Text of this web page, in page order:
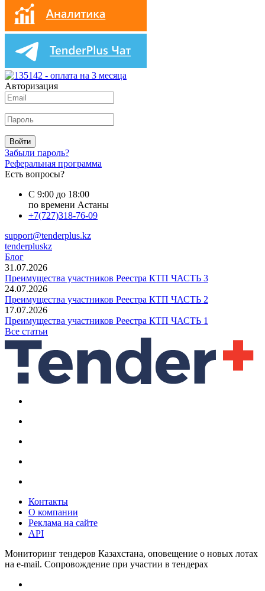
Авторизация
Войти
Забыли пароль?
Реферальная программа
Есть вопросы?
С 9:00 до 18:00
по времени Астаны
+7(727)318-76-09
support@tenderplus.kz
tenderpluskz
Блог
31.07.2026
Преимущества участников Реестра КТП ЧАСТЬ 3
24.07.2026
Преимущества участников Реестра КТП ЧАСТЬ 2
17.07.2026
Преимущества участников Реестра КТП ЧАСТЬ 1
Все статьи
Контакты
О компании
Реклама на сайте
API
Мониторинг тендеров Казахстана, оповещение о новых лотах
на e-mail. Сопровождение при участии в тендерах